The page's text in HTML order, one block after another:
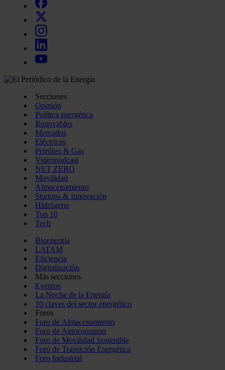
Secciones
Opinión
Política energética
Renovables
Mercados
Eléctricas
Petróleo & Gas
Videopodcast
NET ZERO
Movilidad
Almacenamiento
Startups & Innovación
Hidrógeno
Top 10
Tech
Bioenergía
LATAM
Eficiencia
Digitalización
Más secciones
Eventos
La Noche de la Energía
10 claves del sector energético
Foros
Foro de Almacenamiento
Foro de Autoconsumo
Foro de Movilidad Sostenible
Foro de Transición Energética
Foro Industrial